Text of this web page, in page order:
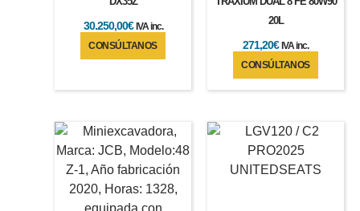
30.250,00€ IVA inc.
CONSÚLTANOS
20L
271,20€ IVA inc.
CONSÚLTANOS